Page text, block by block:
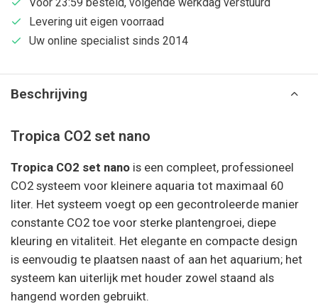
Levering uit eigen voorraad
Uw online specialist sinds 2014
Beschrijving
Tropica CO2 set nano
Tropica CO2 set nano is een compleet, professioneel
CO2 systeem voor kleinere aquaria tot maximaal 60
liter. Het systeem voegt op een gecontroleerde manier
constante CO2 toe voor sterke plantengroei, diepe
kleuring en vitaliteit. Het elegante en compacte design
is eenvoudig te plaatsen naast of aan het aquarium; het
systeem kan uiterlijk met houder zowel staand als
hangend worden gebruikt.